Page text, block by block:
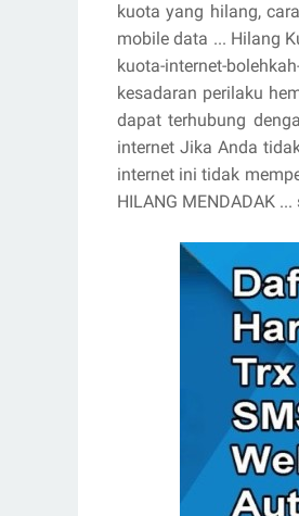
kuota yang hilang,
mobile data ... Hilang
kuota-internet-
kesadaran perilaku
dapat terhubung
internet Jika Anda
internet ini tidak
HILANG MENDADAK